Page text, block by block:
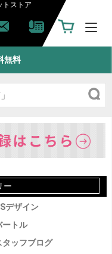
トストア
無料
ー
デザイン
ートル
タッフブログ